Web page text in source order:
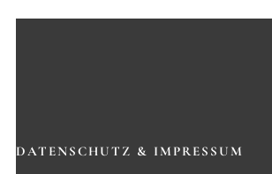
DATENSCHUTZ & IMPRESSUM